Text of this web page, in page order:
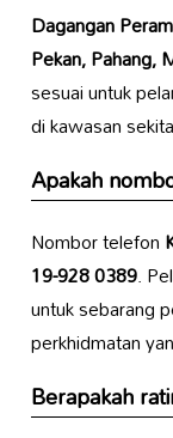
Dagangan
Pekan, Pahang,
sesuai untuk
di kawasan
Apakah
Nombor telefon
19-928 0389.
untuk sebarang
perkhidmatan
Berapakah